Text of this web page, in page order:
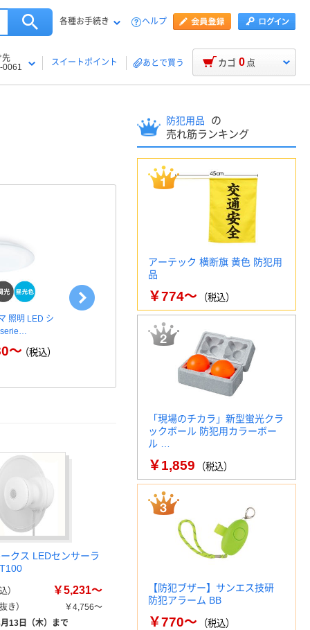
各種お手続き ヘルプ
先
0061
スイートポイント あとで買う カゴ 0 点
照明 LED シ
serie…
～（税込）
目的灯 ＮＬＥＳ
￥2,835～（税込）
クス LEDセンサーラ
） ￥5,231～
き）
￥4,756～
13日（木）まで
防犯用品
の
売れ筋ランキング
アーテック 横断旗 黄色 防犯用
品
￥774～ （税込）
「現場のチカラ」新型蛍光クラ
ックボール 防犯用カラーボー
ル …
￥1,859 （税込）
【防犯ブザー】サンエス技研
防犯アラーム BB
￥770～ （税込）